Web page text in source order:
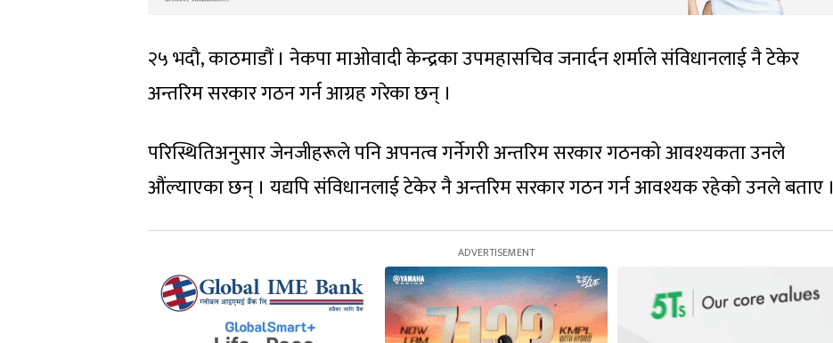
२५ भदौ, काठमाडौं । नेकपा माओवादी केन्द्रका उपमहासचिव जनार्दन शर्माले संविधानलाई नै टेकेर
अन्तरिम सरकार गठन गर्न आग्रह गरेका छन् ।
परिस्थितिअनुसार जेनजीहरूले पनि अपनत्व गर्नेगरी अन्तरिम सरकार गठनको आवश्यकता उनले
औंल्याएका छन् । यद्यपि संविधानलाई टेकेर नै अन्तरिम सरकार गठन गर्न आवश्यक रहेको उनले बताए ।